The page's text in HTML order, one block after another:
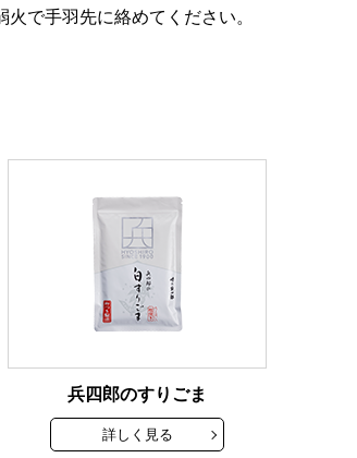
で手羽先に絡めてください。
兵四郎のすりごま
詳しく見る